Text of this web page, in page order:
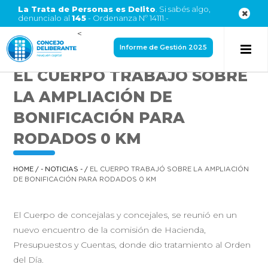
La Trata de Personas es Delito . Si sabés algo,
denuncialo al 145- Ordenanza Nº 14111.-
<
Informe de Gestión 2025
EL CUERPO TRABAJÓ SOBRE
LA AMPLIACIÓN DE
BONIFICACIÓN PARA
RODADOS 0 KM
HOME /- NOTICIAS - / EL CUERPO TRABAJÓ SOBRE LA AMPLIACIÓN
DE BONIFICACIÓN PARA RODADOS 0 KM
El Cuerpo de concejalas y concejales, se reunió en un
nuevo encuentro de la comisión de Hacienda,
Presupuestos y Cuentas, donde dio tratamiento al Orden
del Día.